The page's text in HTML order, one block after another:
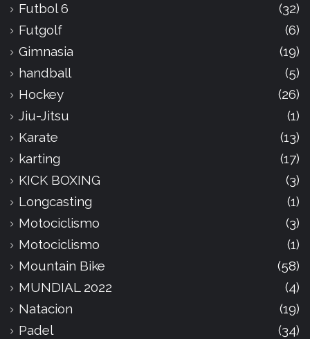
Futbol 6
(32)
Futgolf
(6)
Gimnasia
(19)
handball
(5)
Hockey
(26)
Jiu-Jitsu
(1)
Karate
(13)
karting
(17)
KICK BOXING
(3)
Longcasting
(1)
Motociclismo
(3)
Motociclismo
(1)
Mountain Bike
(58)
MUNDIAL 2022
(4)
Natacion
(19)
Padel
(34)